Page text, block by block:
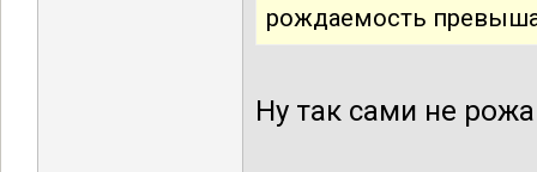
рождаемость
Ну так сами не